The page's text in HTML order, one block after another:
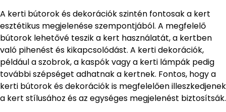
A kerti bútorok és dekorációk szintén fontosak a kert
esztétikus megjelenése szempontjából. A megfelelő
bútorok lehetővé teszik a kert használatát, a kertben
való pihenést és kikapcsolódást. A kerti dekorációk,
például a szobrok, a kaspók vagy a kerti lámpák pedig
további szépséget adhatnak a kertnek. Fontos, hogy a
kerti bútorok és dekorációk is megfelelően illeszkedjenek
a kert stílusához és az egységes megjelenést biztosítsák.